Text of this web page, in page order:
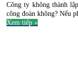
Công ty không thành
công đoàn không? Nếu
Xem tiếp »